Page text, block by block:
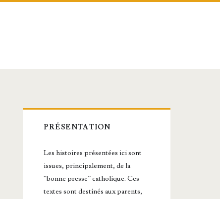
Barre
latérale
principale
PRÉSENTATION
Les histoires présentées ici sont
issues, principalement, de la
“bonne presse” catholique. Ces
textes sont destinés aux parents,